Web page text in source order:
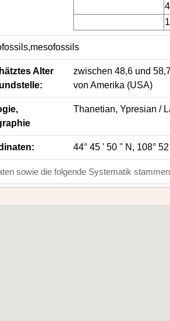
4
1
Alter
zwischen 48,6 und
von Amerika (USA)
Thanetian, Ypresian /
44° 45 ' 50 '' N, 108°
sowie die folgende Systematik